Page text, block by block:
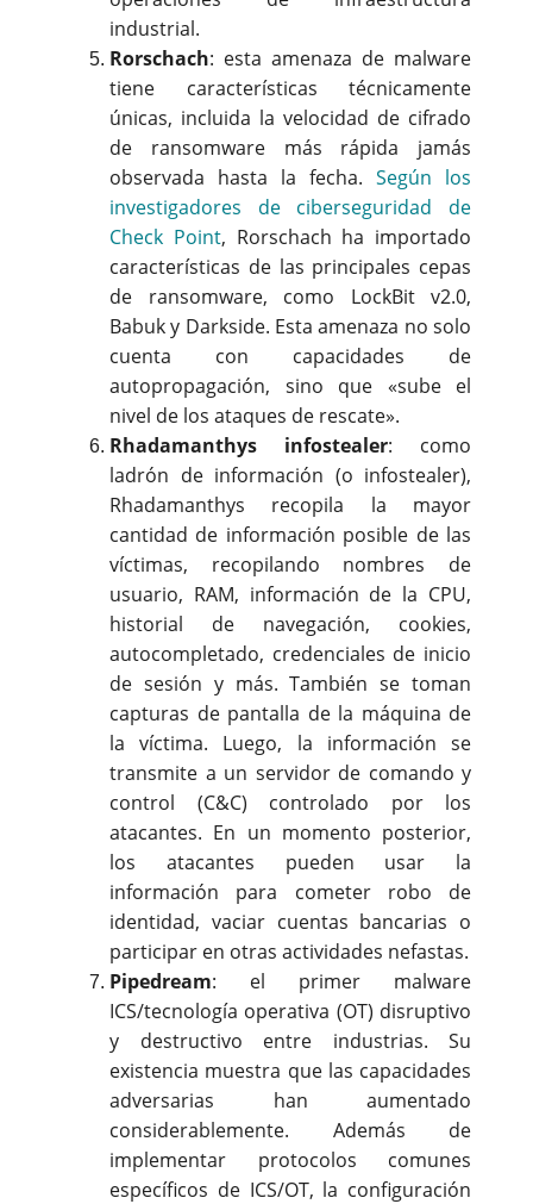
industrial.
Rorschach: esta amenaza de malware
tiene características técnicamente
únicas, incluida la velocidad de cifrado
de ransomware más rápida jamás
observada hasta la fecha. Según los
investigadores de ciberseguridad de
Check Point, Rorschach ha importado
características de las principales cepas
de ransomware, como LockBit v2.0,
Babuk y Darkside. Esta amenaza no solo
cuenta con capacidades de
autopropagación, sino que «sube el
nivel de los ataques de rescate».
Rhadamanthys infostealer: como
ladrón de información (o infostealer),
Rhadamanthys recopila la mayor
cantidad de información posible de las
víctimas, recopilando nombres de
usuario, RAM, información de la CPU,
historial de navegación, cookies,
autocompletado, credenciales de inicio
de sesión y más. También se toman
capturas de pantalla de la máquina de
la víctima. Luego, la información se
transmite a un servidor de comando y
control (C&C) controlado por los
atacantes. En un momento posterior,
los atacantes pueden usar la
información para cometer robo de
identidad, vaciar cuentas bancarias o
participar en otras actividades nefastas.
Pipedream: el primer malware
ICS/tecnología operativa (OT) disruptivo
y destructivo entre industrias. Su
existencia muestra que las capacidades
adversarias han aumentado
considerablemente. Además de
implementar protocolos comunes
específicos de ICS/OT, la configuración